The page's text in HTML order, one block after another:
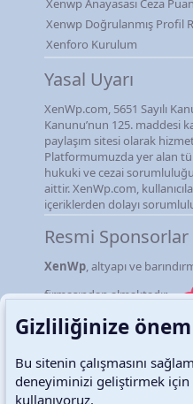
Xenwp Anayasası Ceza
Xenwp Doğrulanmış Profil
Xenforo Kurulum
Yasal Uyarı
XenWp.com, 5651 Sayılı
Kanunu’nun 125. maddesi
paylaşım sitesi olarak
Platformumuzda yer alan
hukuki ve cezai
aittir. XenWp.com,
içeriklerden dolayı
Resmi Sponsorlar
XenWp, altyapı ve
firmasından almaktadır.
Türkçe (TR) Çerezler